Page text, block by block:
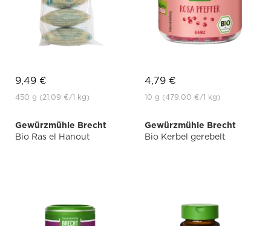
9,49 €
450 g (21,09 €/1 kg)
4,79 €
10 g (479,00 €/1 kg)
Gewürzmühle Brecht
Bio Ras el Hanout
Gewürzmühle Brecht
Bio Kerbel gerebelt